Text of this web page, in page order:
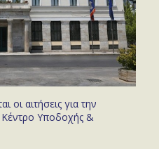
οι αιτήσεις για την
Υποδοχής &